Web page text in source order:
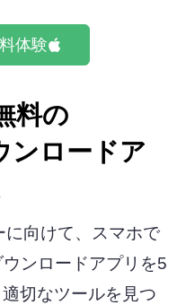
体験
料の
ンロードア
向けて、スマホで
ンロードアプリを5
切なツールを見つ